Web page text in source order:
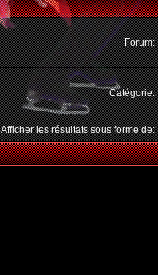
Forum:
Catégorie:
Afficher les résultats sous forme de: